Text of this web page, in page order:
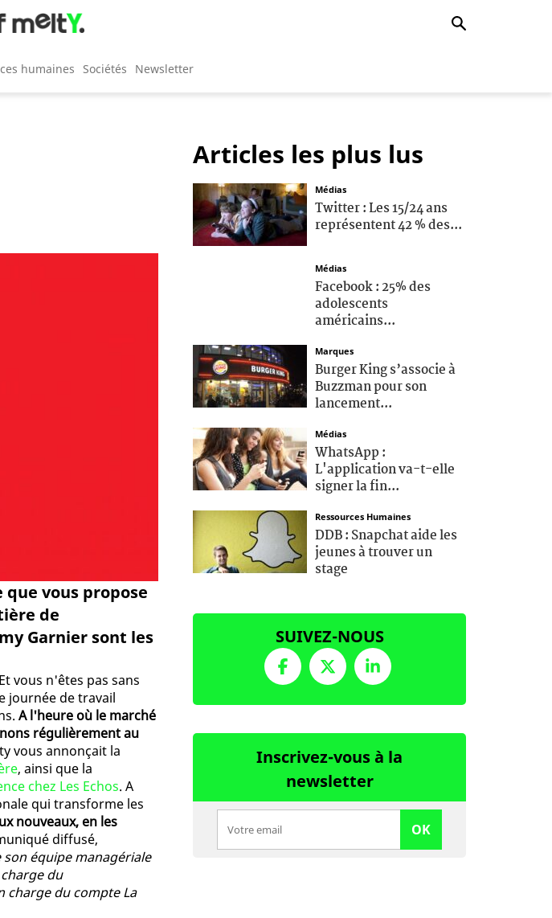
humaines Sociétés Newsletter
vous propose
de
Garnier sont les
vous n'êtes pas sans
journée de travail
A l'heure où le marché
régulièrement au
vous annonçait la
, ainsi que la
chez Les Echos. A
qui transforme les
nouveaux, en les
diffusé,
équipe managériale
du
charge du compte La
Articles les plus lus
Médias
Twitter : Les 15/24 ans
représentent 42 % des...
Médias
Facebook : 25% des
adolescents
américains...
Marques
Burger King s’associe à
Buzzman pour son
lancement...
Médias
WhatsApp :
L'application va-t-elle
signer la fin...
Ressources Humaines
DDB : Snapchat aide les
jeunes à trouver un
stage
SUIVEZ-NOUS
Inscrivez-vous à la
newsletter
OK